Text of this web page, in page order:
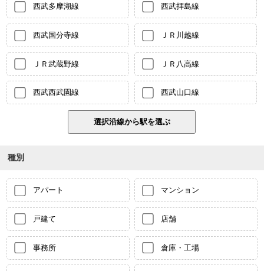
西武多摩湖線 西武拝島線
西武国分寺線 ＪＲ川越線
ＪＲ武蔵野線 ＪＲ八高線
西武西武園線 西武山口線
種別
アパート マンション
戸建て 店舗
事務所 倉庫・工場